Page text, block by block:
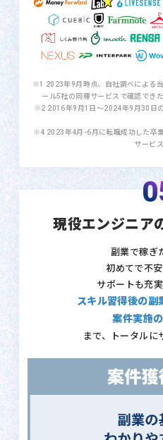
※1 2023年9月時点、自社調べによる
ール5社の同種サービスで確認でき
※2 2016年9月1日〜2024年9月30日
※4 2023年4月-6月に転職成功した卒
サービ
現役エンジニア
副業で稼ぎ
初めてで不
サポートも充実
スキル習得後の副
案件実施
まで、トータルに